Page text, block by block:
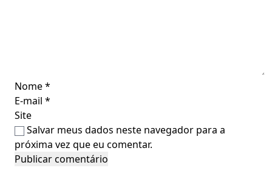
Nome*
E-mail *
Site
Salvar meus dados neste navegador para a
próxima vez que eu comentar.